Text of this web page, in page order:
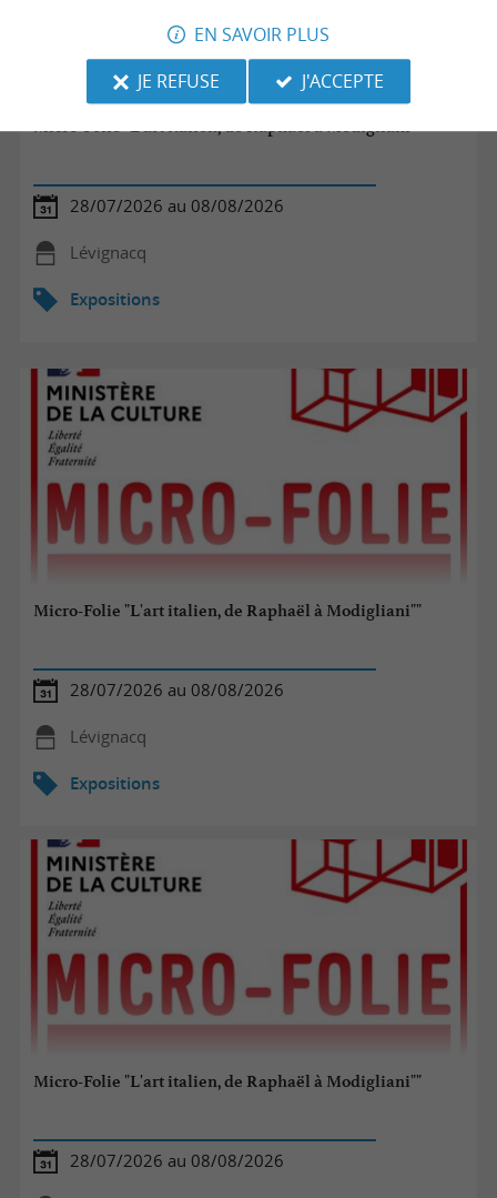
Micro-Folie "L'art italien, de Raphaël à Modigliani""
28/07/2026 au 08/08/2026
Lévignacq
Expositions
Micro-Folie "L'art italien, de Raphaël à Modigliani""
28/07/2026 au 08/08/2026
Lévignacq
Expositions
Micro-Folie "L'art italien, de Raphaël à Modigliani""
28/07/2026 au 08/08/2026
EN SAVOIR PLUS
JE REFUSE
J'ACCEPTE